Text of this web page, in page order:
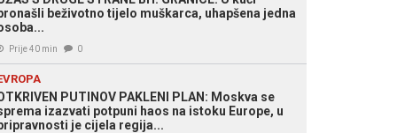
beživotno tijelo muškarca, uhapšena jedna
Prije 40 min 0
PUTINOV PAKLENI PLAN: Moskva se
izazvati potpuni haos na istoku Europe, u
je cijela regija...